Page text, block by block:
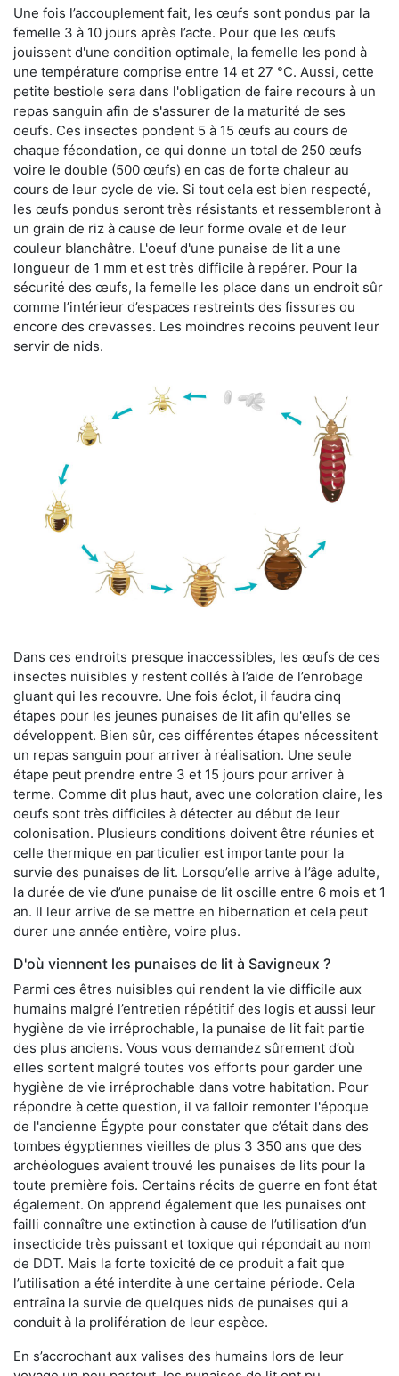
Une fois l’accouplement fait, les œufs sont pondus par la
femelle 3 à 10 jours après l’acte. Pour que les œufs
jouissent d'une condition optimale, la femelle les pond à
une température comprise entre 14 et 27 °C. Aussi, cette
petite bestiole sera dans l'obligation de faire recours à un
repas sanguin afin de s'assurer de la maturité de ses
oeufs. Ces insectes pondent 5 à 15 œufs au cours de
chaque fécondation, ce qui donne un total de 250 œufs
voire le double (500 œufs) en cas de forte chaleur au
cours de leur cycle de vie. Si tout cela est bien respecté,
les œufs pondus seront très résistants et ressembleront à
un grain de riz à cause de leur forme ovale et de leur
couleur blanchâtre. L'oeuf d'une punaise de lit a une
longueur de 1 mm et est très difficile à repérer. Pour la
sécurité des œufs, la femelle les place dans un endroit sûr
comme l’intérieur d’espaces restreints des fissures ou
encore des crevasses. Les moindres recoins peuvent leur
servir de nids.
Dans ces endroits presque inaccessibles, les œufs de ces
insectes nuisibles y restent collés à l’aide de l’enrobage
gluant qui les recouvre. Une fois éclot, il faudra cinq
étapes pour les jeunes punaises de lit afin qu'elles se
développent. Bien sûr, ces différentes étapes nécessitent
un repas sanguin pour arriver à réalisation. Une seule
étape peut prendre entre 3 et 15 jours pour arriver à
terme. Comme dit plus haut, avec une coloration claire, les
oeufs sont très difficiles à détecter au début de leur
colonisation. Plusieurs conditions doivent être réunies et
celle thermique en particulier est importante pour la
survie des punaises de lit. Lorsqu’elle arrive à l’âge adulte,
la durée de vie d’une punaise de lit oscille entre 6 mois et 1
an. Il leur arrive de se mettre en hibernation et cela peut
durer une année entière, voire plus.
D'où viennent les punaises de lit à Savigneux ?
Parmi ces êtres nuisibles qui rendent la vie difficile aux
humains malgré l’entretien répétitif des logis et aussi leur
hygiène de vie irréprochable, la punaise de lit fait partie
des plus anciens. Vous vous demandez sûrement d’où
elles sortent malgré toutes vos efforts pour garder une
hygiène de vie irréprochable dans votre habitation. Pour
répondre à cette question, il va falloir remonter l'époque
de l'ancienne Égypte pour constater que c’était dans des
tombes égyptiennes vieilles de plus 3 350 ans que des
archéologues avaient trouvé les punaises de lits pour la
toute première fois. Certains récits de guerre en font état
également. On apprend également que les punaises ont
failli connaître une extinction à cause de l’utilisation d’un
insecticide très puissant et toxique qui répondait au nom
de DDT. Mais la forte toxicité de ce produit a fait que
l’utilisation a été interdite à une certaine période. Cela
entraîna la survie de quelques nids de punaises qui a
conduit à la prolifération de leur espèce.
En s’accrochant aux valises des humains lors de leur